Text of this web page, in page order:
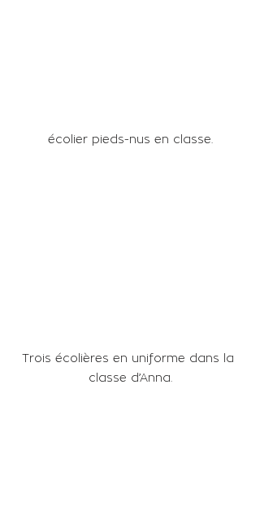
écolier pieds-nus en classe.
Trois écolières en uniforme dans la
classe d’Anna.